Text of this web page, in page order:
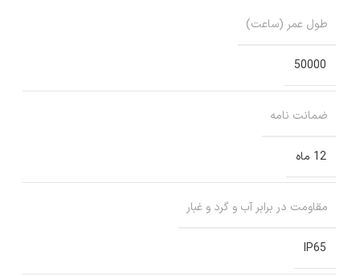
طول عمر (ساعت)
50000
ضمانت نامه
12 ماه
مقاومت در برابر آب و گرد و غبار
IP65